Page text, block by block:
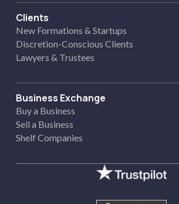
Clients
New Formations & Startups
Discretion-Conscious Clients
Lawyers & Trustees
Business Exchange
Buy a Business
Sell a Business
Shelf Companies